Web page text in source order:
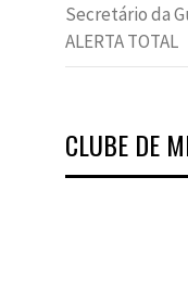
Secretário da
ALERTA TOTAL
CLUBE DE